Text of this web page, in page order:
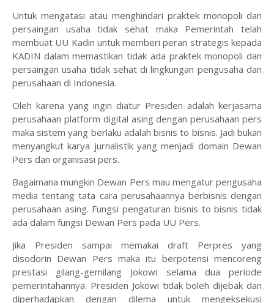
Untuk mengatasi atau menghindari praktek monopoli dan
persaingan usaha tidak sehat maka Pemerintah telah
membuat UU Kadin untuk memberi peran strategis kepada
KADIN dalam memastikan tidak ada praktek monopoli dan
persaingan usaha tidak sehat di lingkungan pengusaha dan
perusahaan di Indonesia.
Oleh karena yang ingin diatur Presiden adalah kerjasama
perusahaan platform digital asing dengan perusahaan pers
maka sistem yang berlaku adalah bisnis to bisnis. Jadi bukan
menyangkut karya jurnalistik yang menjadi domain Dewan
Pers dan organisasi pers.
Bagaimana mungkin Dewan Pers mau mengatur pengusaha
media tentang tata cara perusahaannya berbisnis dengan
perusahaan asing. Fungsi pengaturan bisnis to bisnis tidak
ada dalam fungsi Dewan Pers pada UU Pers.
Jika Presiden sampai memakai draft Perpres yang
disodorin Dewan Pers maka itu berpotensi mencoreng
prestasi gilang-gemilang Jokowi selama dua periode
pemerintahannya. Presiden Jokowi tidak boleh dijebak dan
diperhadapkan dengan dilema untuk mengeksekusi